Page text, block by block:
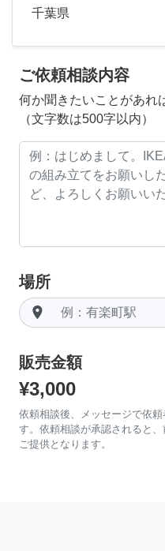
千葉県
ご依頼相談内容
何か聞きたいことがあれ
（文字数は500字以内）
場所
room
販売金額
¥3,000
依頼相談後、メッセージで依
す。依頼相談が承認されると
ご提供となります。